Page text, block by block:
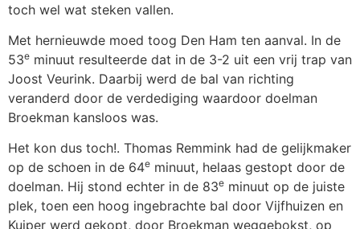
toch wel wat steken vallen.
Met hernieuwde moed toog Den Ham ten aanval. In de
53e minuut resulteerde dat in de 3-2 uit een vrij trap van
Joost Veurink. Daarbij werd de bal van richting
veranderd door de verdediging waardoor doelman
Broekman kansloos was.
Het kon dus toch!. Thomas Remmink had de gelijkmaker
op de schoen in de 64e minuut, helaas gestopt door de
doelman. Hij stond echter in de 83e minuut op de juiste
plek, toen een hoog ingebrachte bal door Vijfhuizen en
Kuiper werd gekopt, door Broekman weggebokst, op